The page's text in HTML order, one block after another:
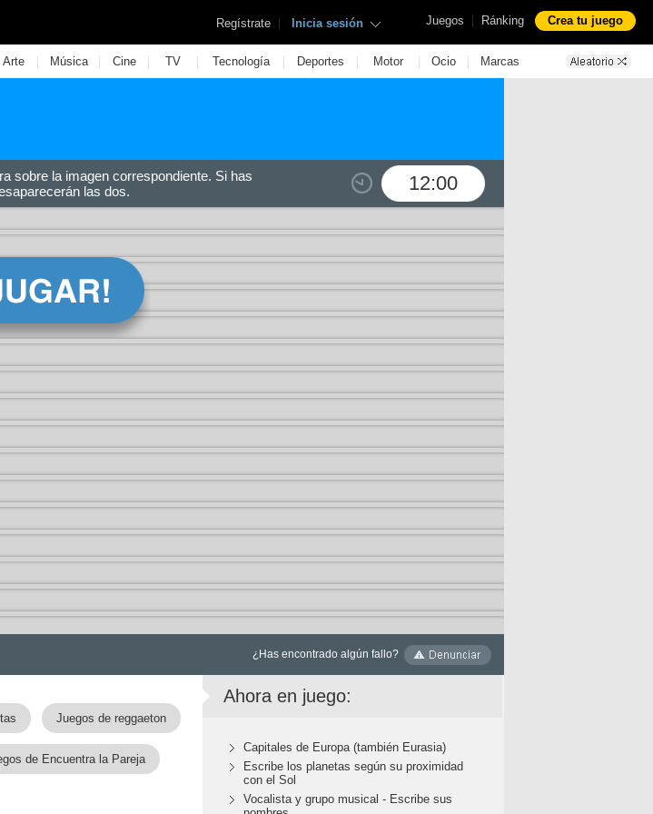
Juegos | Ránking Crea tu juego
Regístrate | Inicia sesión
Arte | Música | Cine | TV | Tecnología | Deportes | Motor | Ocio | Marcas
12:00
sobre la imagen correspondiente. Si has
las dos.
¿Has encontrado algún fallo?
Juegos de reggaeton
de Encuentra la Pareja
Ahora en juego:
Capitales de Europa (también Eurasia)
Escribe los planetas según su proximidad
con el Sol
Vocalista y grupo musical - Escribe sus